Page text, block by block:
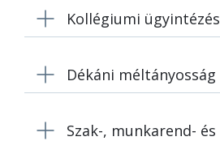
Kollégiumi ügyintézés
Dékáni méltányosság
Szak-, munkarend- és